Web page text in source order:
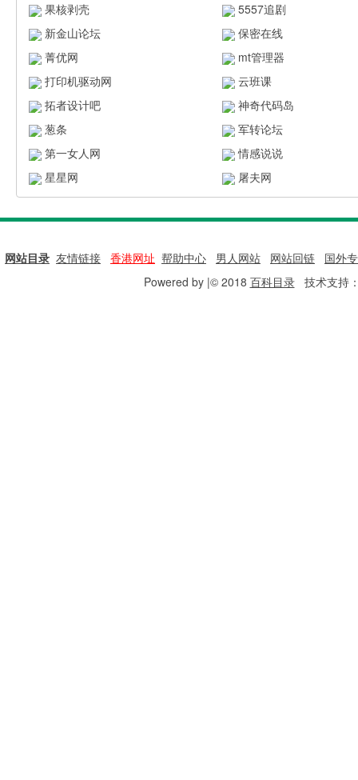
果核剥壳
5557追剧
新金山论坛
保密在线
菁优网
mt管理器
打印机驱动网
云班课
拓者设计吧
神奇代码岛
葱条
军转论坛
第一女人网
情感说说
星星网
屠夫网
网站目录 友情链接 香港网址 帮助中心 男人网站 网站回链
国外
Powered by |© 2018 百科目录技术支持